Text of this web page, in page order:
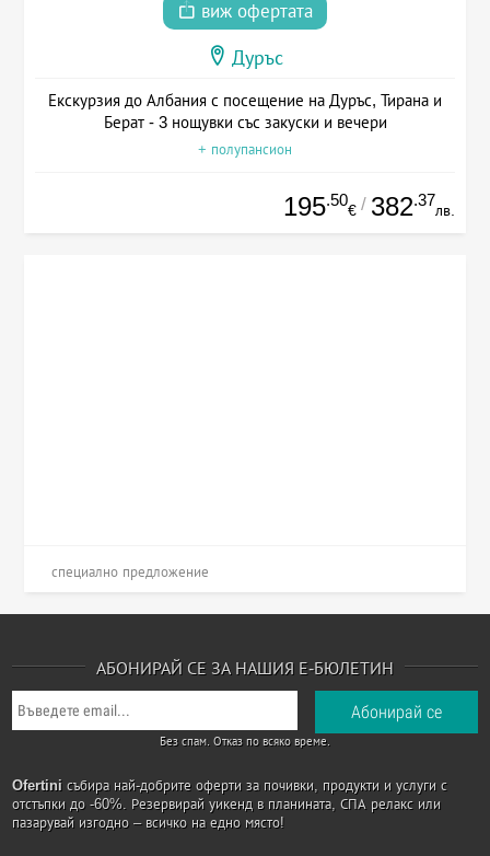
виж офертата
Дуръс
Екскурзия до Албания с посещение на Дуръс, Тирана и
Берат - 3 нощувки със закуски и вечери
+ полупансион
195.50
€ / 382.37
лв.
специално предложение
АБОНИРАЙ СЕ ЗА НАШИЯ Е-БЮЛЕТИН
Без спам. Отказ по всяко време.
Ofertini събира най-добрите оферти за почивки, продукти и услуги с
отстъпки до -60%. Резервирай уикенд в планината, СПА релакс или
пазарувай изгодно – всичко на едно място!